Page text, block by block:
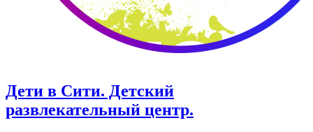
Дети в Сити. ​Детский
развлекательный центр.